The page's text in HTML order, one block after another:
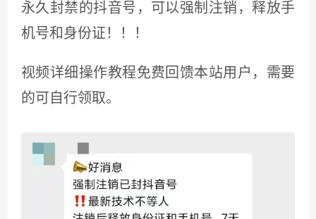
永久封禁的抖音号，可以强制注销，释放手
机号和身份证！！！
视频详细操作教程免费回馈本站用户，需要
的可自行领取。